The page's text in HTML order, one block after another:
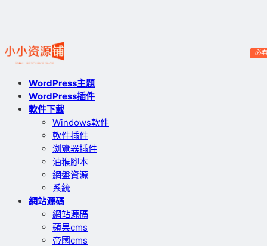
WordPress主題
WordPress插件
軟件下載
Windows軟件
軟件插件
浏覽器插件
油猴腳本
網盤資源
系統
網站源碼
網站源碼
蘋果cms
帝國cms
必